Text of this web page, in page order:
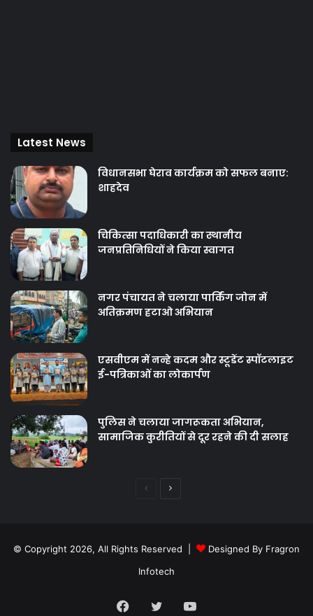
Latest News
विधानसभा घेराव कार्यक्रम को सफल बनाए:
शाहदेव
चिकित्‍सा पदाधिकारी का स्थानीय
जनप्रतिनिधियों ने किया स्वागत
नगर पंचायत ने चलाया पार्किंग जोन में
अतिक्रमण हटाओ अभियान
एसवीएम में नन्हे कदम और स्टूडेंट स्पॉटलाइट
ई-पत्रिकाओं का लोकार्पण
पुलिस ने चलाया जागरूकता अभियान,
सामाजिक कुरीतियों से दूर रहने की दी सलाह
Previous
© Copyright 2026, All Rights Reserved |
Designed By Fragron
Infotech
Facebook
TwitterYouTube